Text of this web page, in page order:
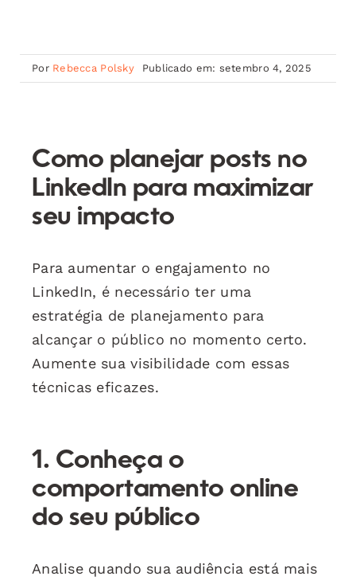
Por Rebecca Polsky Publicado em: setembro 4, 2025
Como planejar posts no
LinkedIn para maximizar
seu impacto
Para aumentar o engajamento no
LinkedIn, é necessário ter uma
estratégia de planejamento para
alcançar o público no momento certo.
Aumente sua visibilidade com essas
técnicas eficazes.
1. Conheça o
comportamento online
do seu público
Analise quando sua audiência está mais